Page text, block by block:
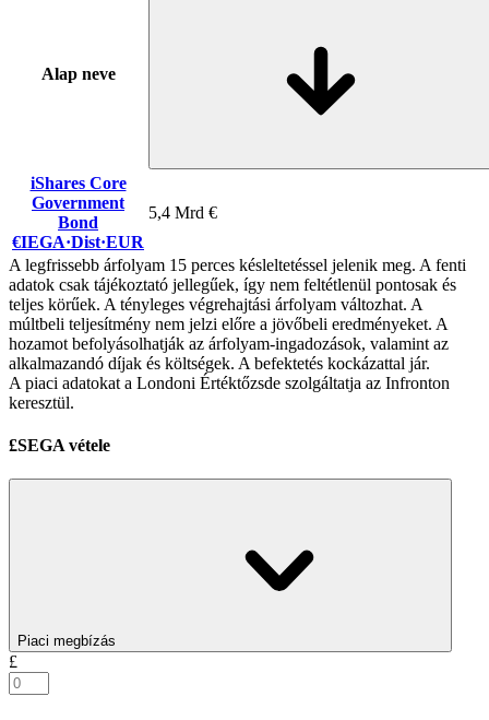
Alap neve
iShares Core
Government
Bond
€IEGA·Dist·EUR
5,4 Mrd €
A legfrissebb árfolyam 15 perces késleltetéssel jelenik meg. A fenti
adatok csak tájékoztató jellegűek, így nem feltétlenül pontosak és
teljes körűek. A tényleges végrehajtási árfolyam változhat. A
múltbeli teljesítmény nem jelzi előre a jövőbeli eredményeket. A
hozamot befolyásolhatják az árfolyam-ingadozások, valamint az
alkalmazandó díjak és költségek. A befektetés kockázattal jár.
A piaci adatokat a Londoni Értéktőzsde szolgáltatja az Infronton
keresztül.
£SEGA vétele
Piaci megbízás
£